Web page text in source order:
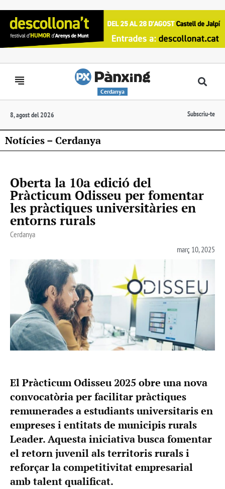
Cerdanya
8, agost del 2026 Subscriu-te
Notícies – Cerdanya
Oberta la 10a edició del
Pràcticum Odisseu per fomentar
les pràctiques universitàries en
entorns rurals
Cerdanya
març 10, 2025
El Pràcticum Odisseu 2025 obre una nova
convocatòria per facilitar pràctiques
remunerades a estudiants universitaris en
empreses i entitats de municipis rurals
Leader. Aquesta iniciativa busca fomentar
el retorn juvenil als territoris rurals i
reforçar la competitivitat empresarial
amb talent qualificat.